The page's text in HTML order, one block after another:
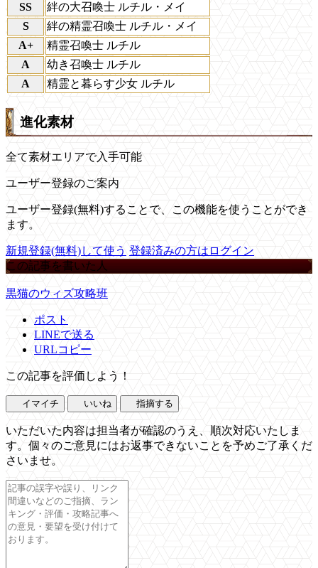
SS
絆の大召喚士 ルチル・メイ
S
絆の精霊召喚士 ルチル・メイ
A+
精霊召喚士 ルチル
A
幼き召喚士 ルチル
A
精霊と暮らす少女 ルチル
進化素材
全て素材エリアで入手可能
ユーザー登録のご案内
ユーザー登録(無料)することで、この機能を使うことができ
ます。
新規登録(無料)して使う 登録済みの方はログイン
この記事を書いた人
黒猫のウィズ攻略班
ポスト
LINEで送る
URLコピー
この記事を評価しよう！
イマイチ いいね 指摘する
いただいた内容は担当者が確認のうえ、順次対応いたしま
す。個々のご意見にはお返事できないことを予めご了承くだ
さいませ。